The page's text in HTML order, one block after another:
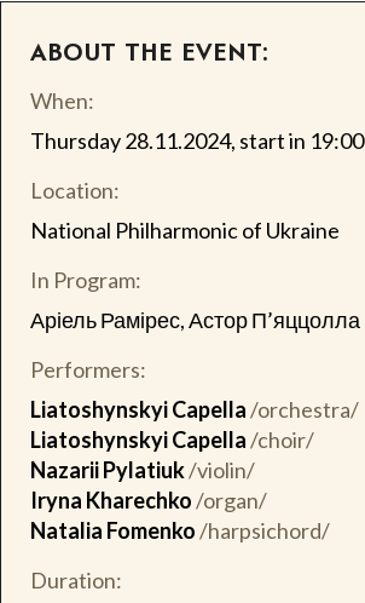
ABOUT THE EVENT:
When:
Thursday 28.11.2024, start in 19:00
Location:
National Philharmonic of Ukraine
In Program:
Аріель Рамірес, Астор П’яццолла
Performers:
Liatoshynskyi Capella/orchestra/
Liatoshynskyi Capella/choir/
Nazarii Pylatiuk/violin/
Iryna Kharechko/organ/
Natalia Fomenko/harpsichord/
Duration: